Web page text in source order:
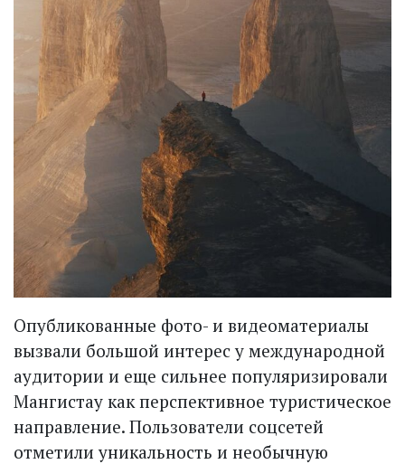
Опубликованные фото- и видеоматериалы
вызвали большой интерес у международной
аудитории и еще сильнее популяризировали
Мангистау как перспективное туристическое
направление. Пользователи соцсетей
отметили уникальность и необычную